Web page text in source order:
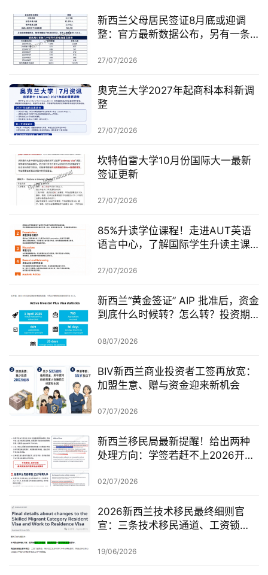
新西兰父母居民签证8月底或迎调
整：官方最新数据公布，另有一条
27/07/2026
奥克兰大学2027年起商科本科新调
整
27/07/2026
坎特伯雷大学10月份国际大一最新
签证更新
27/07/2026
85%升读学位课程！走进AUT英语
语言中心，了解国际学生升读主课
27/07/2026
新西兰“黄金签证” AIP 批准后，资金
到底什么时候转？怎么转？投资期
08/07/2026
BIV新西兰商业投资者工签再放宽：
加盟生意、赠与资金迎来新机会
07/07/2026
新西兰移民局最新提醒！给出两种
处理方向：学签若赶不上2026开
02/07/2026
2026新西兰技术移民最终细则官
宣：三条技术移民通道、工资锁
查一次梳理
19/06/2026